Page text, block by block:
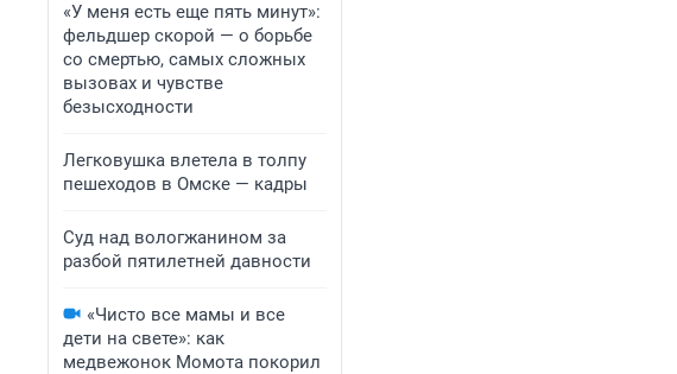
«У меня есть еще пять минут»:
фельдшер скорой — о борьбе
со смертью, самых сложных
вызовах и чувстве
безысходности
Легковушка влетела в толпу
пешеходов в Омске — кадры
Суд над вологжанином за
разбой пятилетней давности
«Чисто все мамы и все
дети на свете»: как
медвежонок Момота покорил